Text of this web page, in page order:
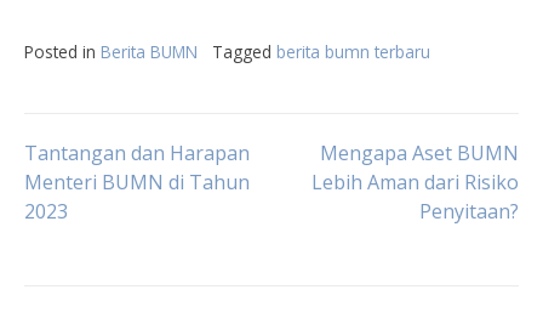
Posted in Berita BUMN Tagged berita bumn terbaru
Post
navigation
Tantangan dan Harapan
Menteri BUMN di Tahun
2023
Mengapa Aset BUMN
Lebih Aman dari Risiko
Penyitaan?